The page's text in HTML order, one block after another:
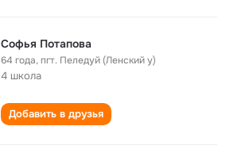
Софья Потапова
64 года,пгт. Пеледуй (Ленский у)
4 школа
Добавить в друзья